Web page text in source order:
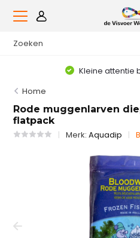
Kleine attentie
Home
Rode muggenlarven
flatpack
Merk:Aquadip